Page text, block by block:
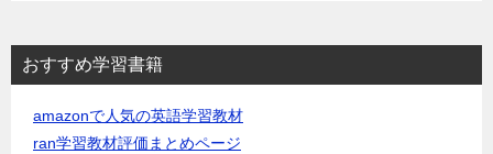
おすすめ学習書籍
amazonで人気の英語学習教材
ran学習教材評価まとめページ